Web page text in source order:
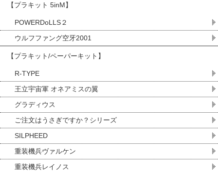
【プラキット 5inM】
POWERDoLLS２
ウルフファング空牙2001
【プラキット/ペーパーキット】
R-TYPE
王立宇宙軍 オネアミスの翼
グラディウス
ご注文はうさぎですか？シリーズ
SILPHEED
重装機兵ヴァルケン
重装機兵レイノス